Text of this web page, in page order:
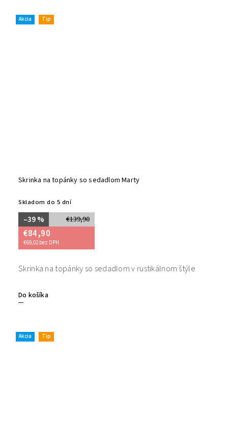
Akcia Tip
Skrinka na topánky so sedadlom Marty
Skladom do 5 dní
€139,90
–39 %
€84,90
€69,02 bez DPH
Do košíka
Skrinka na topánky so sedadlom v rustikálnom štýle
Akcia Tip